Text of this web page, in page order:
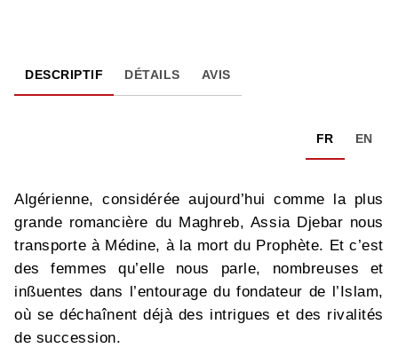
DESCRIPTIF DÉTAILS AVIS
FR EN
Algérienne, considérée aujourd’hui comme la plus
grande romancière du Maghreb, Assia Djebar nous
transporte à Médine, à la mort du Prophète. Et c’est
des femmes qu’elle nous parle, nombreuses et
inßuentes dans l’entourage du fondateur de l’Islam,
où se déchaînent déjà des intrigues et des rivalités
de succession.